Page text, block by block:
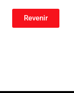
Revenir